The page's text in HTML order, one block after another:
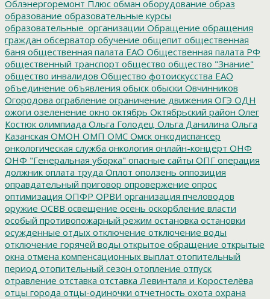
Облэнергоремонт Плюс обман оборудование образ
образование образовательные курсы
образовательные_организации Обращение обращения
граждан обсерватор обучение общепит общественная
баня общественная палата ЕАО Общественная палата РФ
общественный транспорт общество общество "Знание"
общество инвалидов Общество фотоискусства ЕАО
объединение объявления обыск обыски Овчинников
Огородова ограбление ограничение движения ОГЭ ОДН
ожоги озеленение окно октябрь Октябрьский район Олег
Костюк олимпиада Ольга Голодец Ольга Данилина Ольга
Казанская ОМОН ОМП ОМС Омск онкодиспансер
онкологическая служба онкология онлайн-концерт ОНФ
ОНФ "Генеральная уборка" опасные сайты ОПГ операция
должник оплата труда Оплот оползень оппозиция
оправдательный приговор опровержение опрос
оптимизация ОПФР ОРВИ организация пчеловодов
оружие ОСВВ освещение осень оскорбление власти
особый противопожарный режим остановка остановки
осужденные отдых отключение отключение воды
отключение горячей воды открытое обращение открытые
окна отмена компенсационных выплат отопительный
период отопительный сезон отопление отпуск
отравление отставка отставка Левинталя и Коростелёва
отцы города отцы-одиночки отчетность охота охрана